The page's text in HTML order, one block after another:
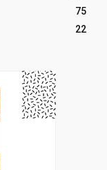
75
22